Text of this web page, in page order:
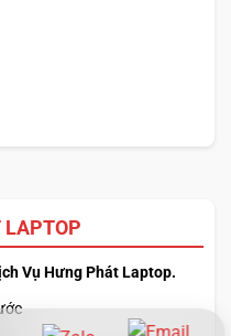
LAPTOP
Vụ Hưng Phát Laptop.